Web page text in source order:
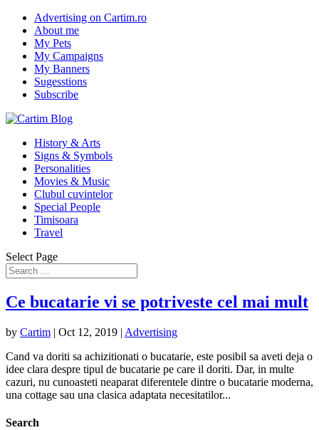
Advertising on Cartim.ro
About me
My Pets
My Campaigns
My Banners
Sugesstions
Subscribe
History & Arts
Signs & Symbols
Personalities
Movies & Music
Clubul cuvintelor
Special People
Timisoara
Travel
Select Page
Ce bucatarie vi se potriveste cel mai mult
by Cartim | Oct 12, 2019 | Advertising
Cand va doriti sa achizitionati o bucatarie, este posibil sa aveti deja o
idee clara despre tipul de bucatarie pe care il doriti. Dar, in multe
cazuri, nu cunoasteti neaparat diferentele dintre o bucatarie moderna,
una cottage sau una clasica adaptata necesitatilor...
Search